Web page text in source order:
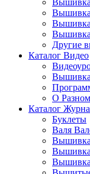
Вышивка
Другие
Каталог Видео
О Разном
Каталог
Буклеты
Валя